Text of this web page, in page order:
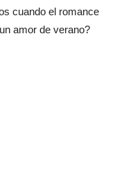
cuando el romance
amor de verano?